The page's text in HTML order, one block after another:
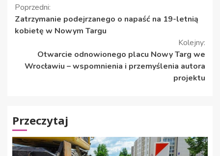
Kontynuuj
czytanie
Poprzedni:
Zatrzymanie podejrzanego o napaść na 19-letnią
kobietę w Nowym Targu
Kolejny:
Otwarcie odnowionego placu Nowy Targ we
Wrocławiu – wspomnienia i przemyślenia autora
projektu
Przeczytaj